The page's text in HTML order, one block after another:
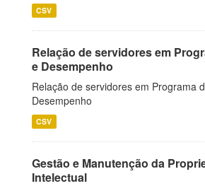
CSV
Relação de servidores em
e Desempenho
Relação de servidores em Programa
Desempenho
CSV
Gestão e Manutenção da
Intelectual